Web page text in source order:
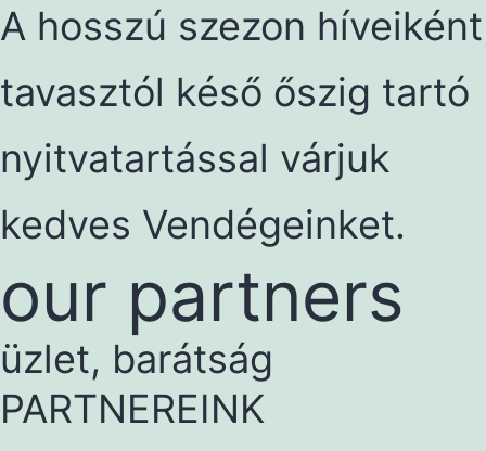
A hosszú szezon híveiként
tavasztól késő őszig tartó
nyitvatartással várjuk
kedves Vendégeinket.
our partners
üzlet, barátság
PARTNEREINK